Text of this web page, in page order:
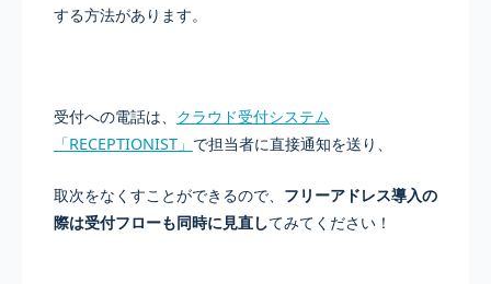
する方法があります。
受付への電話は、 クラウド受付システム
「RECEPTIONIST」 で担当者に直接通知を送り、
取次をなくすことができるので、 フリーアドレス導入の
際は受付フローも同時に見直してみてください！